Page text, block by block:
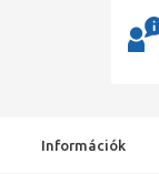
Információk